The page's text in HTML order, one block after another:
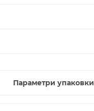
Параметри упаковки